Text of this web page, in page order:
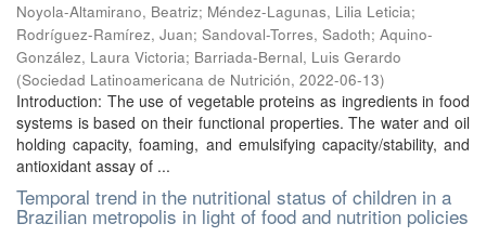
Noyola-Altamirano, Beatriz; Méndez-Lagunas, Lilia Leticia;
Rodríguez-Ramírez, Juan; Sandoval-Torres, Sadoth; Aquino-
González, Laura Victoria; Barriada-Bernal, Luis Gerardo
(Sociedad Latinoamericana de Nutrición, 2022-06-13)
Introduction: The use of vegetable proteins as ingredients in food
systems is based on their functional properties. The water and oil
holding capacity, foaming, and emulsifying capacity/stability, and
antioxidant assay of ...
Temporal trend in the nutritional status of children in a
Brazilian metropolis in light of food and nutrition policies